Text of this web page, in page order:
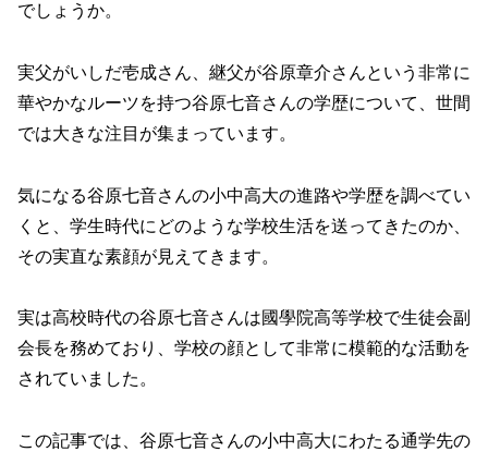
でしょうか。
実父がいしだ壱成さん、継父が谷原章介さんという非常に
華やかなルーツを持つ谷原七音さんの学歴について、世間
では大きな注目が集まっています。
気になる谷原七音さんの小中高大の進路や学歴を調べてい
くと、学生時代にどのような学校生活を送ってきたのか、
その実直な素顔が見えてきます。
実は高校時代の谷原七音さんは國學院高等学校で生徒会副
会長を務めており、学校の顔として非常に模範的な活動を
されていました。
この記事では、谷原七音さんの小中高大にわたる通学先の